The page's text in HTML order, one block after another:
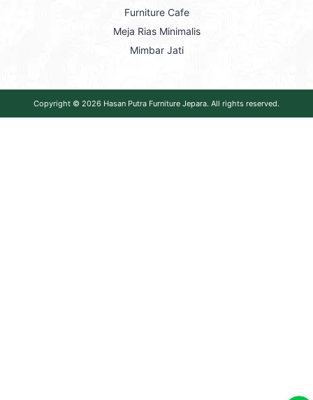
Furniture Cafe
Meja Rias Minimalis
Mimbar Jati
Copyright © 2026 Hasan Putra Furniture Jepara. All rights reserved.